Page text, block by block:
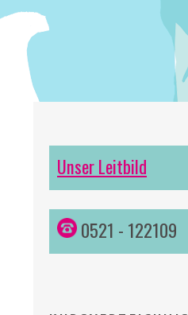
Unser Leitbild
0521 - 122109